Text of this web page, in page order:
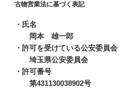
古物営業法に基づく表記
・氏名
岡本 雄一郎
・許可を受けている公安委員会
埼玉県公安委員会
・許可番号
第431130038902号